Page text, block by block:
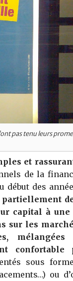
pas tenu leurs
et
de la
des
capital à une
sur les
mélangées
confortable
sous
ou